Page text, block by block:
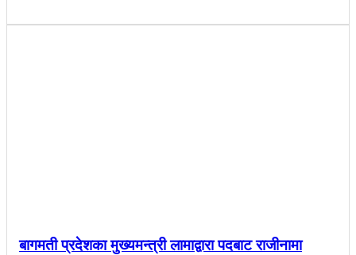
बागमती प्रदेशका मुख्यमन्त्री लामाद्वारा पदबाट राजीनामा